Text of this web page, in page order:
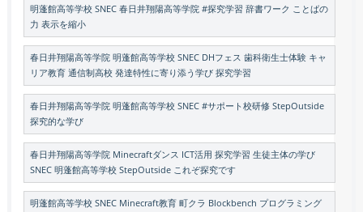
明蓬館高等学校 SNEC 春日井翔陽高等学院 #探究学習 辞書ワーク ことばの
力 表示を縮小
春日井翔陽高等学院 明蓬館高等学校 SNEC DHフェス 歯科衛生士体験 キャ
リア教育 通信制高校 発達特性に寄り添う学び 探究学習
春日井翔陽高等学院 明蓬館高等学校 SNEC #サポート校研修 StepOutside
探究的な学び
春日井翔陽高等学院 Minecraftダンス ICT活用 探究学習 生徒主体の学び
SNEC 明蓬館高等学校 StepOutside これぞ探究です
明蓬館高等学校 SNEC Minecraft教育 町クラ Blockbench プログラミング